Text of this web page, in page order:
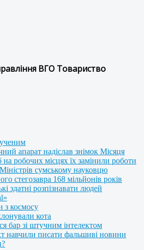
ВГО Товариство
апарат надіслав знімок Місяця
робочих місцях їх замінили роботи
сумському науковцю
стегозавра 168 мільйонів років
здатні розпізнавати людей
з космосу
кота
бар зі штучним інтелектом
навчили писати фальшиві новини